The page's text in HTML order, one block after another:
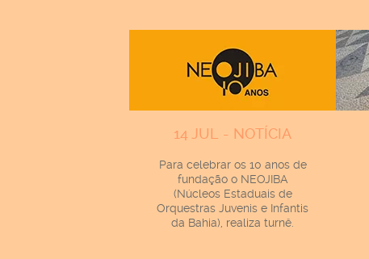
14 JUL - NOTÍCIA
Para celebrar os 10 anos de
fundação o NEOJIBA
(Núcleos Estaduais de
Orquestras Juvenis e Infantis
da Bahia), realiza turnê.